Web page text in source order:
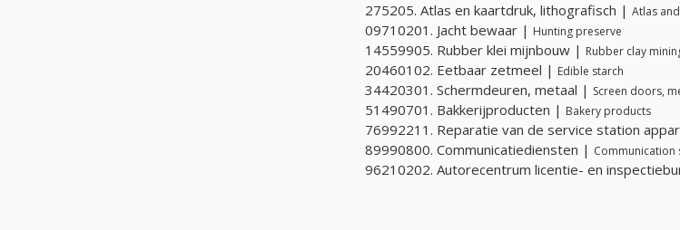
275205. Atlas en kaartdruk, lithografisch | Atlas
09710201. Jacht bewaar | Hunting preserve
14559905. Rubber klei mijnbouw | Rubber clay
20460102. Eetbaar zetmeel | Edible starch
34420301. Schermdeuren, metaal | Screen doors,
51490701. Bakkerijproducten | Bakery products
76992211. Reparatie van de service station
89990800. Communicatiediensten | Communication
96210202. Autorecentrum licentie- en